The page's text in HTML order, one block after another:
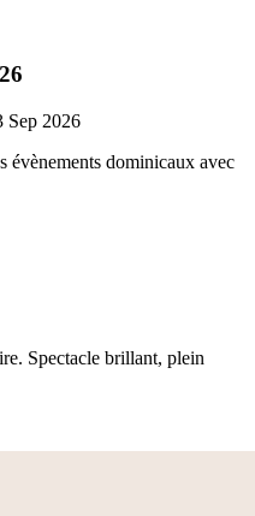
Sep 2026
dominicaux avec
Spectacle brillant, plein